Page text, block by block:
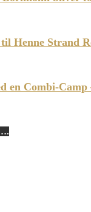
Henne Strand
en Combi-Camp